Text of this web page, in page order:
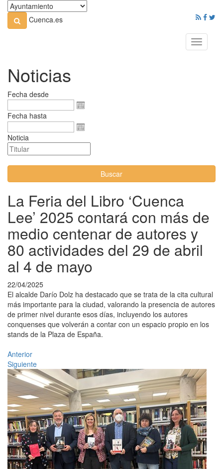
Cuenca.es
Toggle
Noticias
Fecha desde
Fecha hasta
Noticia
Buscar
La Feria del Libro ‘Cuenca
Lee’ 2025 contará con más de
medio centenar de autores y
80 actividades del 29 de abril
al 4 de mayo
22/04/2025
El alcalde Darío Dolz ha destacado que se trata de la cita cultural
más importante para la ciudad, valorando la presencia de autores
de primer nivel durante esos días, incluyendo los autores
conquenses que volverán a contar con un espacio propio en los
stands de la Plaza de España.
Anterior
Siguiente